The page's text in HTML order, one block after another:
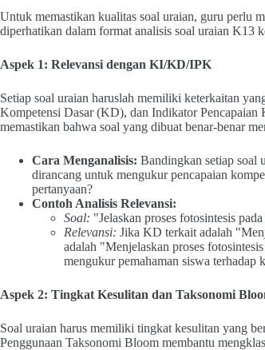
Untuk memastikan kualitas soal uraian, guru perlu
diperhatikan dalam format analisis soal uraian K13
Aspek 1: Relevansi dengan KI/KD/IPK
Setiap soal uraian haruslah memiliki keterkaitan
Kompetensi Dasar (KD), dan Indikator
memastikan bahwa soal yang dibuat benar-benar
Cara Menganalisis: Bandingkan setiap soal
dirancang untuk mengukur pencapaian
pertanyaan?
Contoh Analisis Relevansi:
Soal: "Jelaskan proses fotosintesis
Relevansi: Jika KD terkait adalah
adalah "Menjelaskan proses
mengukur pemahaman siswa terhadap
Aspek 2: Tingkat Kesulitan dan Taksonomi
Soal uraian harus memiliki tingkat kesulitan yang
Penggunaan Taksonomi Bloom membantu